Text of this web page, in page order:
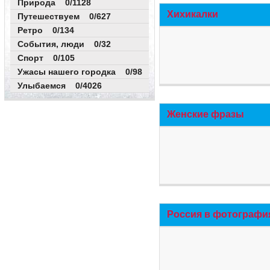
Природа 0/1128
Путешествуем 0/627
Ретро 0/134
События, люди 0/32
Спорт 0/105
Ужасы нашего городка 0/98
Улыбаемся 0/4026
Хихикалки
Женские фразы
Россия в